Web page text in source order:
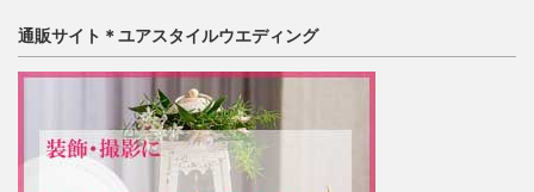
通販サイト＊ユアスタイルウエディング